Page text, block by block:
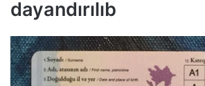
dayandırılıb